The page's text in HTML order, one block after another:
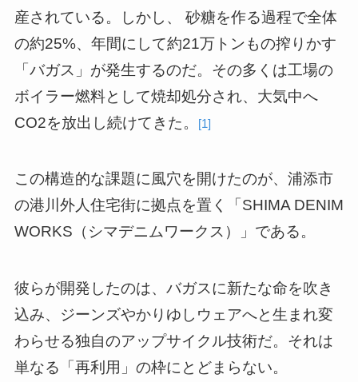
産されている。しかし、 砂糖を作る過程で全体
の約25%、年間にして約21万トンもの搾りかす
「バガス」が発生するのだ。その多くは工場の
ボイラー燃料として焼却処分され、大気中へ
CO2を放出し続けてきた。
[1]
この構造的な課題に風穴を開けたのが、浦添市
の港川外人住宅街に拠点を置く「SHIMA DENIM
WORKS（シマデニムワークス）」である。
彼らが開発したのは、バガスに新たな命を吹き
込み、ジーンズやかりゆしウェアへと生まれ変
わらせる独自のアップサイクル技術だ。それは
単なる「再利用」の枠にとどまらない。